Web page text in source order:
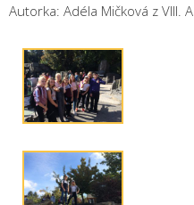
Autorka: Adéla Mičková z VIII. A